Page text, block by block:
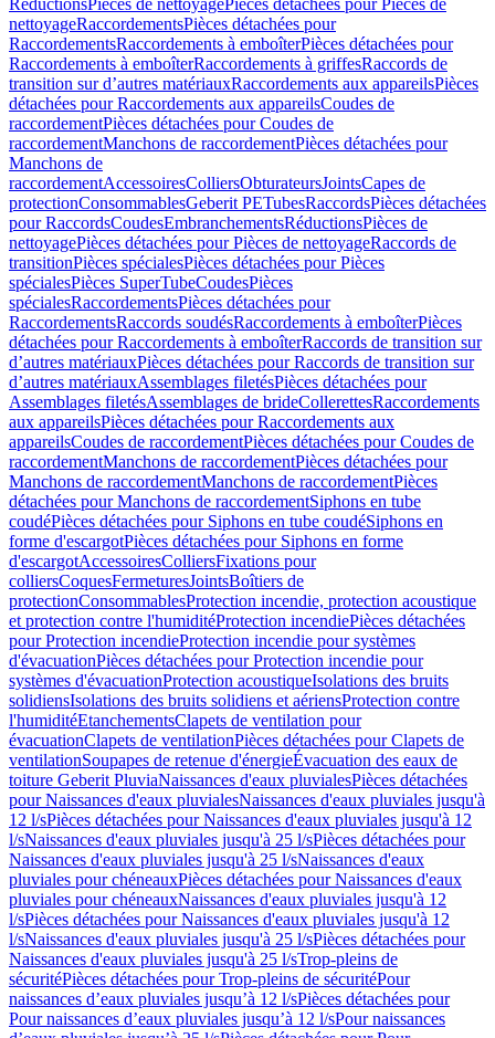
RéductionsPièces de nettoyagePièces détachées pour Pièces de
nettoyageRaccordementsPièces détachées pour
RaccordementsRaccordements à emboîterPièces détachées pour
Raccordements à emboîterRaccordements à griffesRaccords de
transition sur d’autres matériauxRaccordements aux appareilsPièces
détachées pour Raccordements aux appareilsCoudes de
raccordementPièces détachées pour Coudes de
raccordementManchons de raccordementPièces détachées pour
Manchons de
raccordementAccessoiresColliersObturateursJointsCapes de
protectionConsommablesGeberit PETubesRaccordsPièces détachées
pour RaccordsCoudesEmbranchementsRéductionsPièces de
nettoyagePièces détachées pour Pièces de nettoyageRaccords de
transitionPièces spécialesPièces détachées pour Pièces
spécialesPièces SuperTubeCoudesPièces
spécialesRaccordementsPièces détachées pour
RaccordementsRaccords soudésRaccordements à emboîterPièces
détachées pour Raccordements à emboîterRaccords de transition sur
d’autres matériauxPièces détachées pour Raccords de transition sur
d’autres matériauxAssemblages filetésPièces détachées pour
Assemblages filetésAssemblages de brideCollerettesRaccordements
aux appareilsPièces détachées pour Raccordements aux
appareilsCoudes de raccordementPièces détachées pour Coudes de
raccordementManchons de raccordementPièces détachées pour
Manchons de raccordementManchons de raccordementPièces
détachées pour Manchons de raccordementSiphons en tube
coudéPièces détachées pour Siphons en tube coudéSiphons en
forme d'escargotPièces détachées pour Siphons en forme
d'escargotAccessoiresColliersFixations pour
colliersCoquesFermeturesJointsBoîtiers de
protectionConsommablesProtection incendie, protection acoustique
et protection contre l'humiditéProtection incendiePièces détachées
pour Protection incendieProtection incendie pour systèmes
d'évacuationPièces détachées pour Protection incendie pour
systèmes d'évacuationProtection acoustiqueIsolations des bruits
solidiensIsolations des bruits solidiens et aériensProtection contre
l'humiditéEtanchementsClapets de ventilation pour
évacuationClapets de ventilationPièces détachées pour Clapets de
ventilationSoupapes de retenue d'énergieÉvacuation des eaux de
toiture Geberit PluviaNaissances d'eaux pluvialesPièces détachées
pour Naissances d'eaux pluvialesNaissances d'eaux pluviales jusqu'à
12 l/sPièces détachées pour Naissances d'eaux pluviales jusqu'à 12
l/sNaissances d'eaux pluviales jusqu'à 25 l/sPièces détachées pour
Naissances d'eaux pluviales jusqu'à 25 l/sNaissances d'eaux
pluviales pour chéneauxPièces détachées pour Naissances d'eaux
pluviales pour chéneauxNaissances d'eaux pluviales jusqu'à 12
l/sPièces détachées pour Naissances d'eaux pluviales jusqu'à 12
l/sNaissances d'eaux pluviales jusqu'à 25 l/sPièces détachées pour
Naissances d'eaux pluviales jusqu'à 25 l/sTrop-pleins de
sécuritéPièces détachées pour Trop-pleins de sécuritéPour
naissances d’eaux pluviales jusqu’à 12 l/sPièces détachées pour
Pour naissances d’eaux pluviales jusqu’à 12 l/sPour naissances